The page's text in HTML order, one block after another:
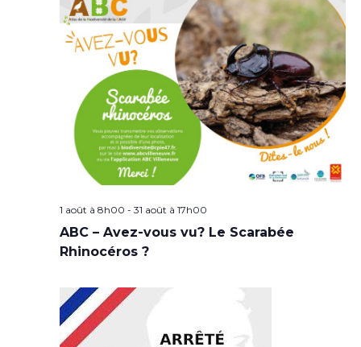
1 août à 8h00 - 31 août à 17h00
ABC – Avez-vous vu? Le Scarabée
Rhinocéros ?